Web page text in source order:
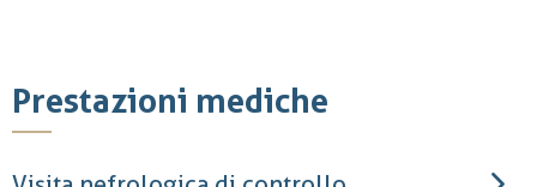
Prestazioni mediche